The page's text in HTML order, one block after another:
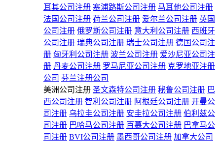
耳其公司注册 塞浦路斯公司注册 马耳他公司注册
法国公司注册 荷兰公司注册 爱尔兰公司注册 英国
公司注册 俄罗斯公司注册 意大利公司注册 西班牙
公司注册 瑞典公司注册 瑞士公司注册 德国公司注
册 匈牙利公司注册 波兰公司注册 爱沙尼亚公司注
册 丹麦公司注册 罗马尼亚公司注册 克罗地亚注册
公司 芬兰注册公司
美洲公司注册 圣文森特公司注册 秘鲁公司注册 巴
西公司注册 智利公司注册 阿根廷公司注册 开曼公
司注册 乌拉圭公司注册 安圭拉公司注册 伯利兹公
司注册 巴哈马公司注册 百慕大公司注册 巴拿马公
司注册 BVI公司注册 墨西哥公司注册 加拿大公司